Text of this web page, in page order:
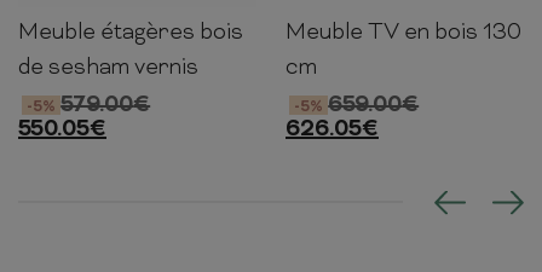
150cm 100cm 30cm
Meuble étagères bois
de sesham vernis
579.00€
-5%
550.05€
45cm 130cm 45cm
Meuble TV en bois 130
cm
659.00€
-5%
626.05€